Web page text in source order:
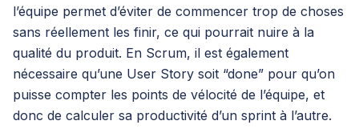
l’équipe permet d’éviter de commencer trop de choses
sans réellement les finir, ce qui pourrait nuire à la
qualité du produit. En Scrum, il est également
nécessaire qu’une User Story soit “done” pour qu’on
puisse compter les points de vélocité de l’équipe, et
donc de calculer sa productivité d’un sprint à l’autre.